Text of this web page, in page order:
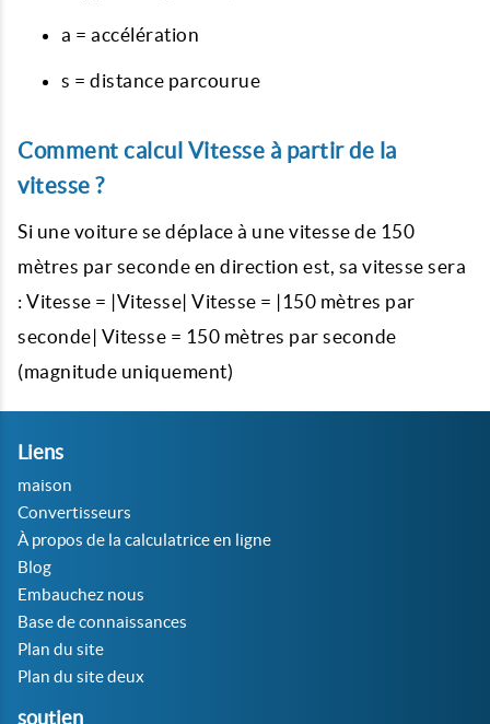
a = accélération
s = distance parcourue
Comment calcul Vitesse à partir de la
vitesse ?
Si une voiture se déplace à une vitesse de 150
mètres par seconde en direction est, sa vitesse sera
: Vitesse = |Vitesse| Vitesse = |150 mètres par
seconde| Vitesse = 150 mètres par seconde
(magnitude uniquement)
Liens
maison
Convertisseurs
À propos de la calculatrice en ligne
Blog
Embauchez nous
Base de connaissances
Plan du site
Plan du site deux
soutien